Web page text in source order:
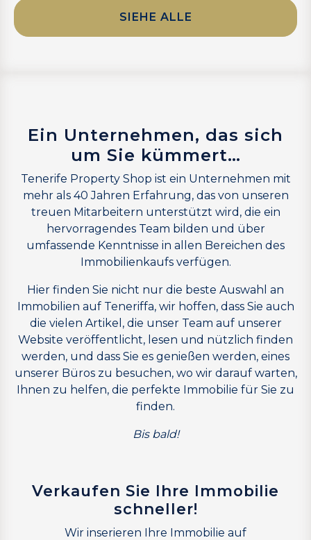
SIEHE ALLE
Ein Unternehmen, das sich
um Sie kümmert…
Tenerife Property Shop ist ein Unternehmen mit
mehr als 40 Jahren Erfahrung, das von unseren
treuen Mitarbeitern unterstützt wird, die ein
hervorragendes Team bilden und über
umfassende Kenntnisse in allen Bereichen des
Immobilienkaufs verfügen.
Hier finden Sie nicht nur die beste Auswahl an
Immobilien auf Teneriffa, wir hoffen, dass Sie auch
die vielen Artikel, die unser Team auf unserer
Website veröffentlicht, lesen und nützlich finden
werden, und dass Sie es genießen werden, eines
unserer Büros zu besuchen, wo wir darauf warten,
Ihnen zu helfen, die perfekte Immobilie für Sie zu
finden.
Bis bald!
Verkaufen Sie Ihre Immobilie
schneller!
Wir inserieren Ihre Immobilie auf